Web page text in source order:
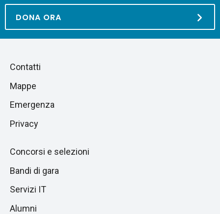
DONA ORA
Salta
sezione
Piè
di
pagina
Contatti
Mappe
Emergenza
Privacy
Concorsi e selezioni
Bandi di gara
Servizi IT
Alumni